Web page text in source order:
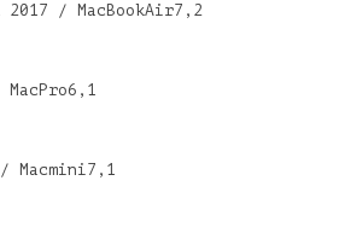
2017 / MacBookAir7,2
Macmini7,1